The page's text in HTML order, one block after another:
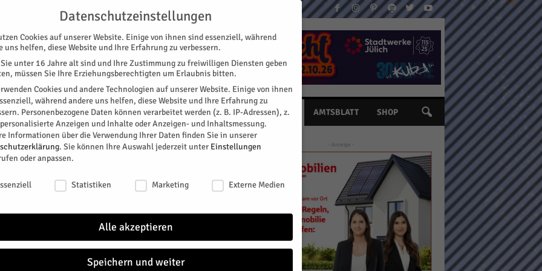
KONTAKT
SPEZIAL E-PAPER KINO GALERIE TERMINE AMTSBLATT SHOP
Heart of Glass
- Anzeige -
Datenschutzeinstellungen
Cookies auf unserer Website. Einige von ihnen sind essenziell, während
uns helfen, diese Website und Ihre Erfahrung zu verbessern.
unter 16 Jahre alt sind und Ihre Zustimmung zu freiwilligen Diensten geben
müssen Sie Ihre Erziehungsberechtigten um Erlaubnis bitten.
Cookies und andere Technologien auf unserer Website. Einige von ihnen
während andere uns helfen, diese Website und Ihre Erfahrung zu
Personenbezogene Daten können verarbeitet werden (z. B. IP-Adressen), z.
Anzeigen und Inhalte oder Anzeigen- und Inhaltsmessung.
Informationen über die Verwendung Ihrer Daten finden Sie in unserer
. Sie können Ihre Auswahl jederzeit unter Einstellungen
oder anpassen.
Statistiken Marketing Externe Medien
Alle akzeptieren
Speichern und weiter